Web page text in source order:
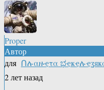
Proper
Автор
для Ոሉαዙҿτα
2 лет назад